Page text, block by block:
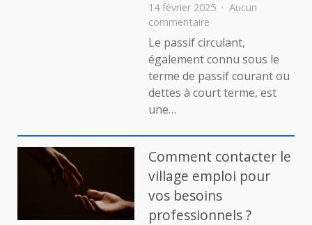
14 février 2025
Aucun
commentaire
Comment
Calculer
le
Passif
Circulant
Complet
pour
Comprendre
et
Gérer
les
Le passif circulant,
également connu sous le
terme de passif courant ou
dettes à court terme, est
une…
Comment contacter le
village emploi pour
vos besoins
professionnels ?